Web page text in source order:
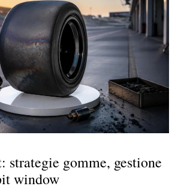
strategie gomme, gestione
window